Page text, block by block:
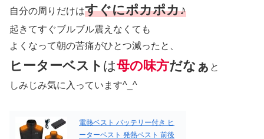
自分の周りだけはすぐにポカポカ♪
起きてすぐブルブル震えなくても
よくなって朝の苦痛がひとつ減ったと、
ヒーターベスト は母の味方だなぁ と
しみじみ気に入っています^_^
電熱ベスト バッテリー付き ヒ
ーターベスト 発熱ベスト 前後